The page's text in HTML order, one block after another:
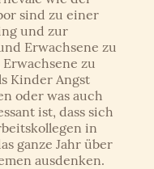
sind zu einer
und zur
Erwachsene zu
zu
Kinder Angst
oder was auch
ist, dass sich
in
ganze Jahr über
ausdenken.